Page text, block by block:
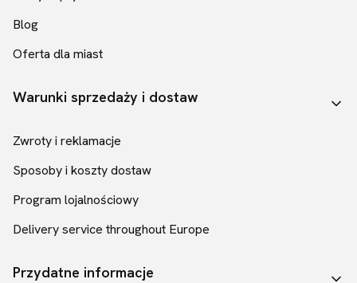
Blog
Oferta dla miast
Warunki sprzedaży i dostaw
Zwroty i reklamacje
Sposoby i koszty dostaw
Program lojalnościowy
Delivery service throughout Europe
Przydatne informacje